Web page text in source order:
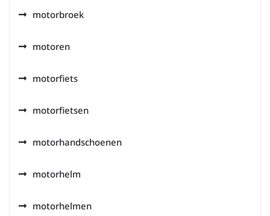
motorbroek
motoren
motorfiets
motorfietsen
motorhandschoenen
motorhelm
motorhelmen